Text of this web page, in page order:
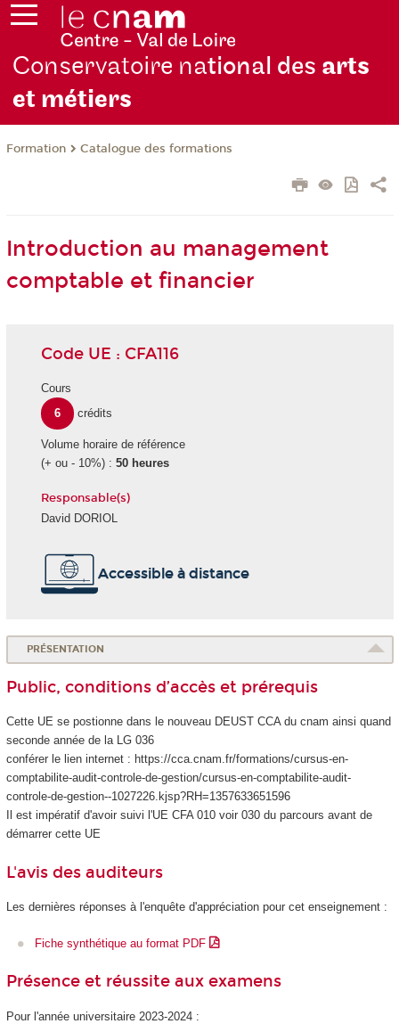
Conservatoire national des arts
et métiers
Formation Catalogue des formations
Introduction au management
comptable et financier
Code UE : CFA116
Cours
6
crédits
Volume horaire de référence
(+ ou - 10%) : 50 heures
Responsable(s)
David DORIOL
Accessible à distance
PRÉSENTATION
Public, conditions d’accès et prérequis
Cette UE se postionne dans le nouveau DEUST CCA du cnam ainsi quand
seconde année de la LG 036
conférer le lien internet : https://cca.cnam.fr/formations/cursus-en-
comptabilite-audit-controle-de-gestion/cursus-en-comptabilite-audit-
controle-de-gestion--1027226.kjsp?RH=1357633651596
Il est impératif d'avoir suivi l'UE CFA 010 voir 030 du parcours avant de
démarrer cette UE
L'avis des auditeurs
Les dernières réponses à l'enquête d'appréciation pour cet enseignement :
Fiche synthétique au format PDF
Présence et réussite aux examens
Pour l'année universitaire 2023-2024 :